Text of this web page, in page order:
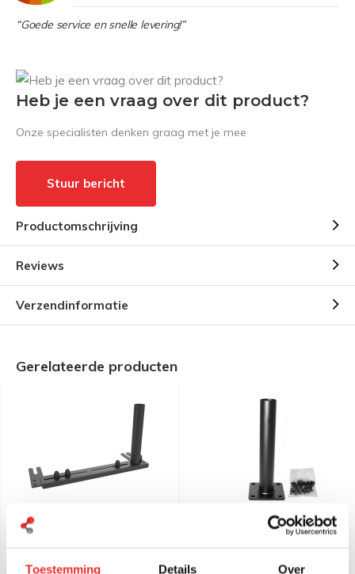
Toestemming Details Over
“Goede service en snelle levering!”
Heb je een vraag over dit product?
Onze specialisten denken graag met je mee
Stuur bericht
Productomschrijving
Reviews
Verzendinformatie
Gerelateerde producten
RAM Mount No-
Drill™Universal Laptop
RAM Mount 9" Long
Lower Female Tele-Pole™